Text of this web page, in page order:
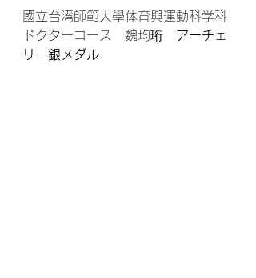
國立台湾師範大學体育與運動科学科
ドクターコース　魏均珩 アーチェ
リー銀メダル